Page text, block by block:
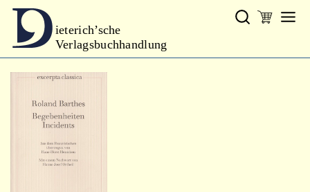
ieterich’sche
Verlagsbuchhandlung